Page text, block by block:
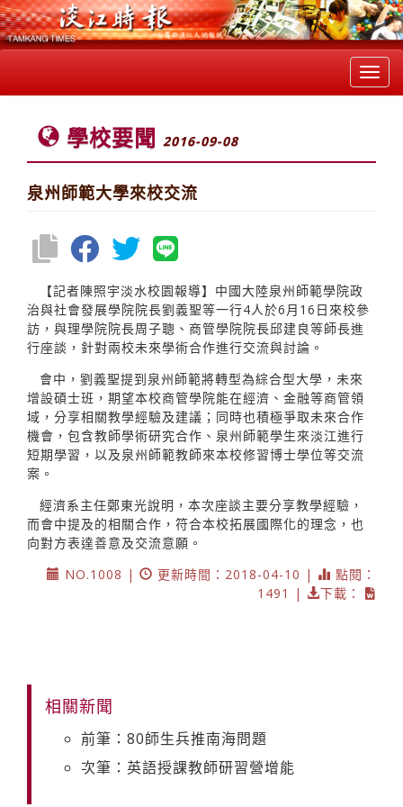
學校要聞 2016-09-08
泉州師範大學來校交流
【記者陳照宇淡水校園報導】中國大陸泉州師範學院政
治與社會發展學院院長劉義聖等一行4人於6月16日來校參
訪，與理學院院長周子聰、商管學院院長邱建良等師長進
行座談，針對兩校未來學術合作進行交流與討論。
會中，劉義聖提到泉州師範將轉型為綜合型大學，未來
增設碩士班，期望本校商管學院能在經濟、金融等商管領
域，分享相關教學經驗及建議；同時也積極爭取未來合作
機會，包含教師學術研究合作、泉州師範學生來淡江進行
短期學習，以及泉州師範教師來本校修習博士學位等交流
案。
經濟系主任鄭東光說明，本次座談主要分享教學經驗，
而會中提及的相關合作，符合本校拓展國際化的理念，也
向對方表達善意及交流意願。
NO.1008 |
更新時間：2018-04-10 |
點閱：
1491 |
下載：
相關新聞
前筆：80師生兵推南海問題
次筆：英語授課教師研習營增能